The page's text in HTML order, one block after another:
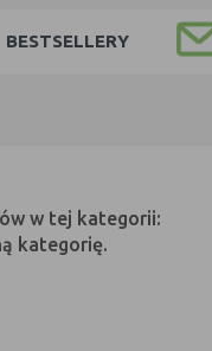
BESTSELLERY
w tej kategorii:
kategorię.